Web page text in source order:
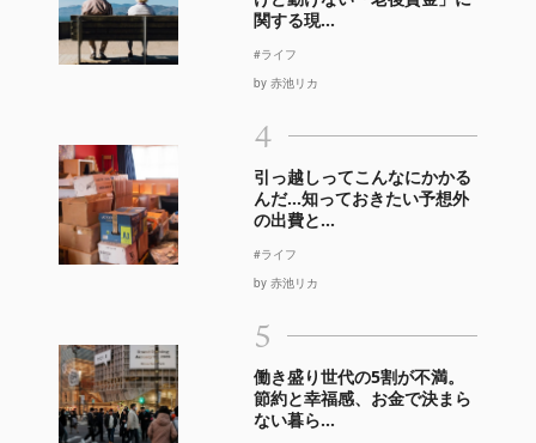
関する現...
#ライフ
by 赤池リカ
4
引っ越しってこんなにかかる
んだ…知っておきたい予想外
の出費と...
#ライフ
by 赤池リカ
5
働き盛り世代の5割が不満。
節約と幸福感、お金で決まら
ない暮ら...